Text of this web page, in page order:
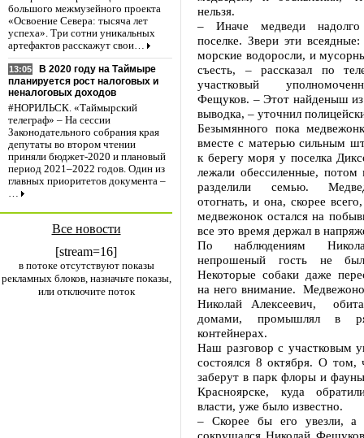
большого межмузейного проекта
«Освоение Севера: тысяча лет
успеха». Три сотни уникальных
артефактов расскажут свои…
13:05
В 2020 году на Таймыре
планируется рост налоговых и
неналоговых доходов
#НОРИЛЬСК. «Таймырский
телеграф» – На сессии
Законодательного собрания края
депутаты во втором чтении
приняли бюджет-2020 и плановый
период 2021–2022 годов. Один из
главных приоритетов документа –
…
Все новости
[stream=16]
в потоке отсутствуют показы
рекламных блоков, назначьте показы,
или отключите поток
нельзя.
– Иначе медведи надолго
поселке. Звери эти
морские водоросли, и
съесть, – рассказал по
участковый
Фещуков. – Этот найденыш
выводка, – уточнил
Безымянного пока
вместе с матерью сильным
к берегу моря у поселка
лежали обессиленные, потом
разделили семью.
отогнать, и она, скорее
медвежонок остался на
все это время держал в
По наблюдениям
непрошеный гость не был
Некоторые собаки даже
на него внимание.
Николай Алексеевич,
домами, промышлял в
контейнерах.
Наш разговор с участковым
состоялся 8 октября. О том,
заберут в парк флоры и
Красноярске, куда
власти, уже было известно.
– Скорее бы его увезли, а
сокрушался Николай